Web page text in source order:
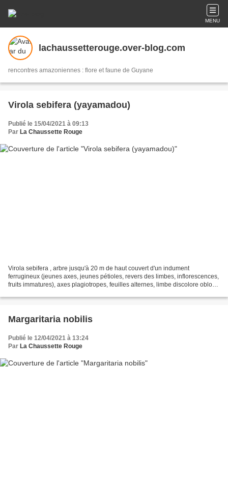
MENU
lachaussetterouge.over-blog.com
rencontres amazoniennes : flore et faune de Guyane
Virola sebifera (yayamadou)
Publié le 15/04/2021 à 09:13
Par La Chaussette Rouge
Virola sebifera , arbre jusqu'à 20 m de haut couvert d'un indument
ferrugineux (jeunes axes, jeunes pétioles, revers des limbes, inflorescences,
fruits immatures), axes plagiotropes, feuilles alternes, limbe discolore oblong
Margaritaria nobilis
Publié le 12/04/2021 à 13:24
Par La Chaussette Rouge